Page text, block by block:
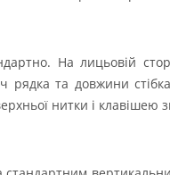
На лицьовій
рядка та довжини
нитки і клавішею